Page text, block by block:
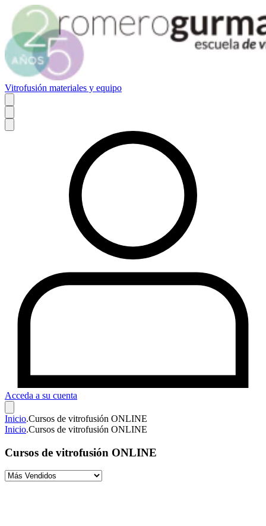
Vitrofusión materiales y equipo
Acceda a su cuenta
Inicio.Cursos de vitrofusión ONLINE
Inicio.Cursos de vitrofusión ONLINE
Cursos de vitrofusión ONLINE